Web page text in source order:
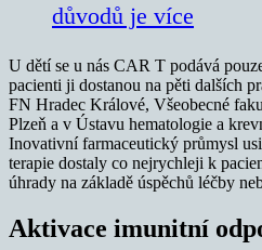
důvodů je více
U dětí se u nás CAR T podává
pacienti ji dostanou na pěti dalších
FN Hradec Králové, Všeobecné
Plzeň a v Ústavu hematologie a
Inovativní farmaceutický průmysl
terapie dostaly co nejrychleji k
úhrady na základě úspěchů léčby
Aktivace imunitní